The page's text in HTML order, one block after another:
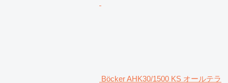
Böcker AHK30/1500 KS オールテラ